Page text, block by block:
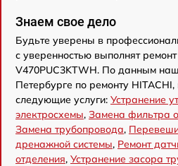
Знаем свое дело
Будьте уверены в
с уверенностью выполнят
V470PUC3KTWH. По данным
Петербурге по ремонту
следующие услуги: Устранение
электросхемы, Замена фильтра
Замена трубопровода,
дренажной системы, Ремонт
отделения, Устранение засора